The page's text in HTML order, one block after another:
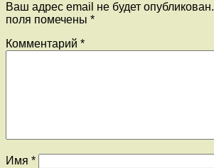
Ваш адрес email не будет опубликован.
поля помечены *
Комментарий *
Имя *